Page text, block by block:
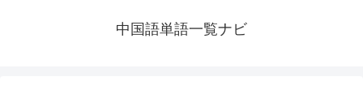
中国語単語一覧ナビ